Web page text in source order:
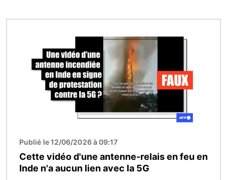
Publié le 12/06/2026 à 09:17
Cette vidéo d'une antenne-relais en feu en
Inde n'a aucun lien avec la 5G